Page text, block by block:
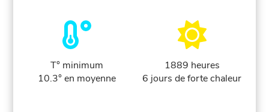
T° minimum
10.3° en moyenne
1889 heures
6 jours de forte chaleur